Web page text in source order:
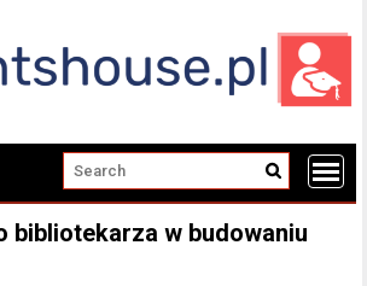
bibliotekarza w budowaniu